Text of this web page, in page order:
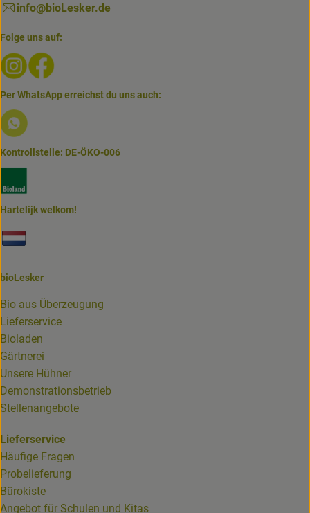
info@bioLesker.de
Folge uns auf:
Externer Link zu https://www.instagram.com/biolesker/
Per WhatsApp erreichst du uns auch:
Externer Link zu https://www.biolesker.de/lieferservice/
Kontrollstelle: DE-ÖKO-006
Hartelijk welkom!
bioLesker
Bio aus Überzeugung
Lieferservice
Bioladen
Gärtnerei
Unsere Hühner
Demonstrationsbetrieb
Stellenangebote
Lieferservice
Häufige Fragen
Probelieferung
Bürokiste
Angebot für Schulen und Kitas